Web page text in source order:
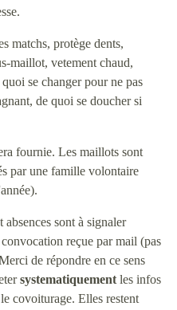
matchs, protège dents,
maillot, vetement chaud,
se changer pour ne pas
de quoi se doucher si
fournie. Les maillots sont
par une famille volontaire
absences sont à signaler
reçue par mail (pas
de répondre en ce sens
systematiquement les infos
covoiturage. Elles restent